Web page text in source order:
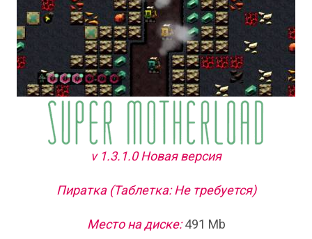
v 1.3.1.0 Новая версия
Пиратка (Таблетка: Не требуется)
Место на диске:491 Mb